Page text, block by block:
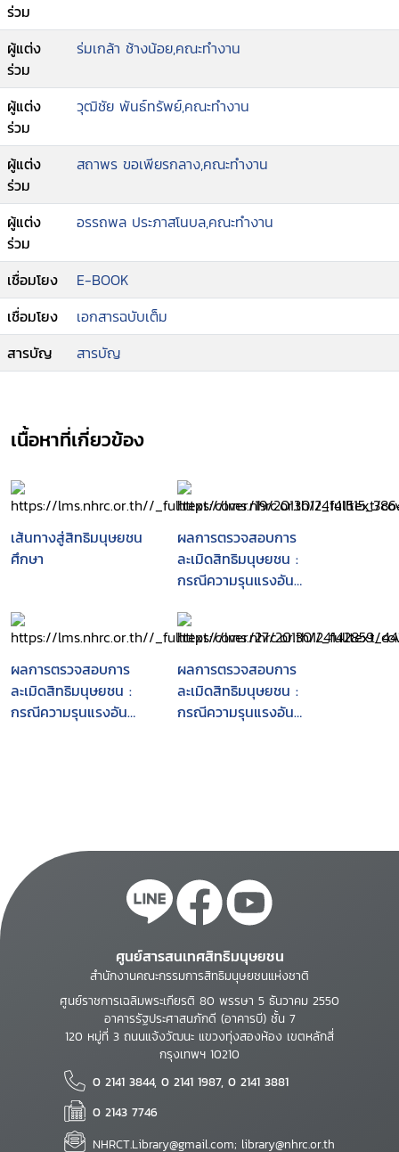
ร่วม
ผู้แต่ง
ร่วม
ร่มเกล้า ช้างน้อย,คณะทำงาน
ผู้แต่ง
ร่วม
วุฒิชัย พันธ์ทรัพย์,คณะทำงาน
ผู้แต่ง
ร่วม
สถาพร ขอเพียรกลาง,คณะทำงาน
ผู้แต่ง
ร่วม
อรรถพล ประภาสโนบล,คณะทำงาน
เชื่อมโยง
E-BOOK
เชื่อมโยง
เอกสารฉบับเต็ม
สารบัญ
สารบัญ
เนื้อหาที่เกี่ยวข้อง
เส้นทางสู่สิทธิมนุษยชน
ศึกษา
ผลการตรวจสอบการ
ละเมิดสิทธิมนุษยชน :
กรณีความรุนแรงอัน
ก๊าซไทย-มาเลเซีย
ผลการตรวจสอบการ
ละเมิดสิทธิมนุษยชน :
กรณีความรุนแรงอัน
ผลการตรวจสอบการ
ละเมิดสิทธิมนุษยชน :
กรณีความรุนแรงอัน
ศูนย์สารสนเทศสิทธิมนุษยชน
สำนักงานคณะกรรมการสิทธิมนุษยชนแห่งชาติ
ศูนย์ราชการเฉลิมพระเกียรติ 80 พรรษา 5 ธันวาคม 2550
อาคารรัฐประศาสนภักดี (อาคารบี) ชั้น 7
120 หมู่ที่ 3 ถนนแจ้งวัฒนะ แขวงทุ่งสองห้อง เขตหลักสี่
กรุงเทพฯ 10210
0 2141 3844, 0 2141 1987, 0 2141 3881
0 2143 7746
NHRCT.Library@gmail.com; library@nhrc.or.th